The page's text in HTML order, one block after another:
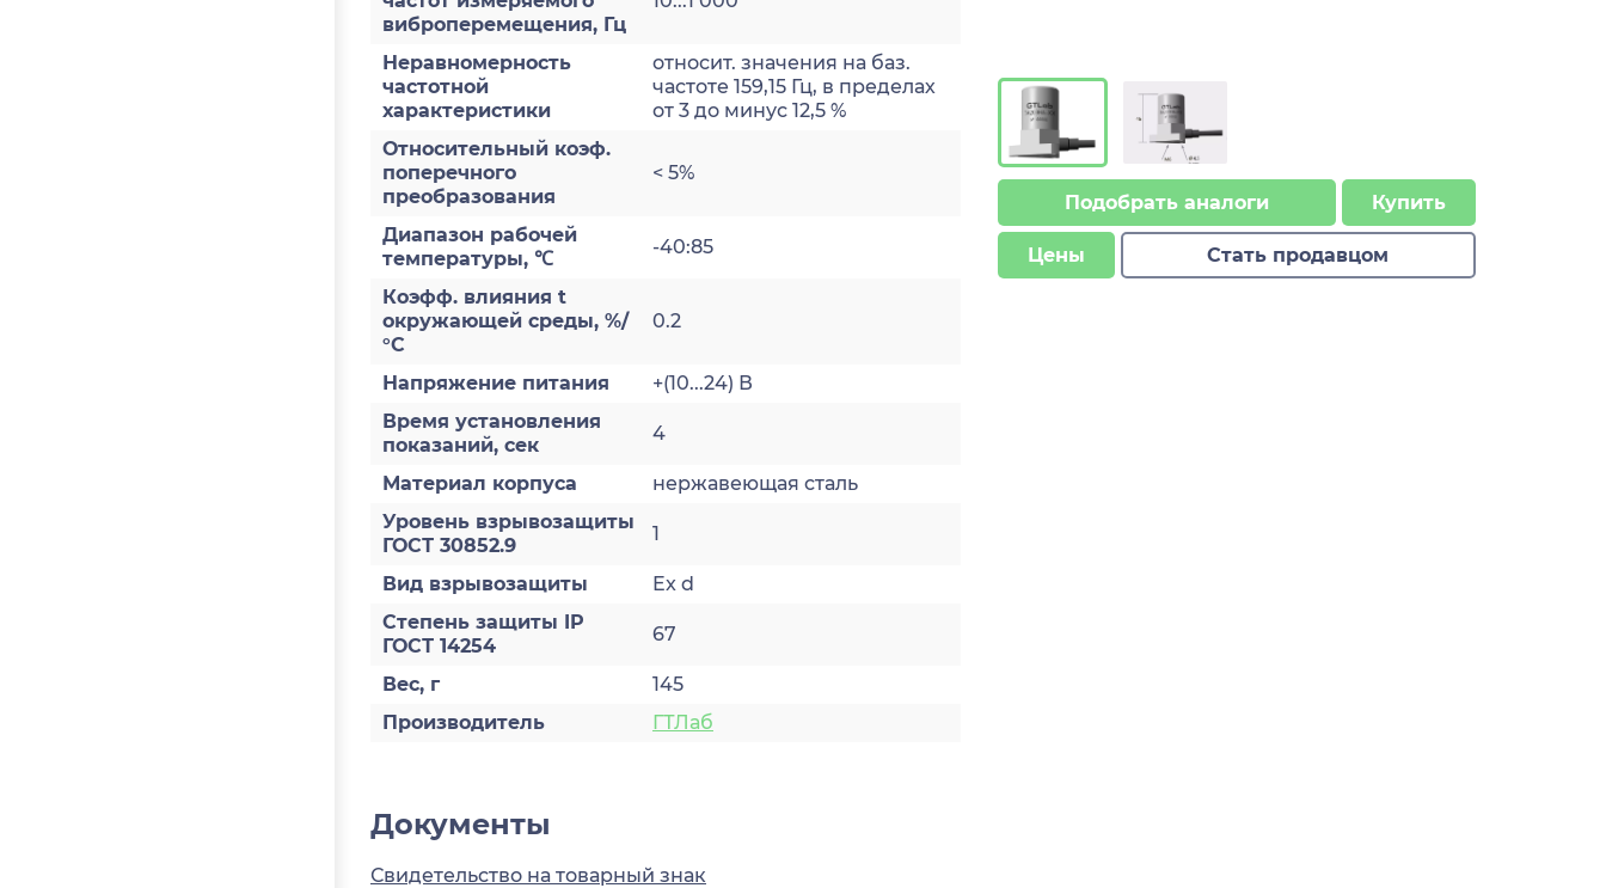
виброперемещения, Гц
Неравномерность
частотной
характеристики
относит. значения на баз.
частоте 159,15 Гц, в пределах
от 3 до минус 12,5 %
Относительный коэф.
поперечного
преобразования
< 5%
Диапазон рабочей
температуры, ℃
-40:85
Коэфф. влияния t
окружающей среды, %/
°С
0.2
Напряжение питания
+(10...24) В
Время установления
показаний, сек
4
Материал корпуса
нержавеющая сталь
Уровень взрывозащиты
ГОСТ 30852.9
1
Вид взрывозащиты
Ex d
Степень защиты IP
ГОСТ 14254
67
Вес, г
145
Производитель
ГТЛаб
Подобрать аналоги Купить
Цены Стать продавцом
Документы
Свидетельство на товарный знак